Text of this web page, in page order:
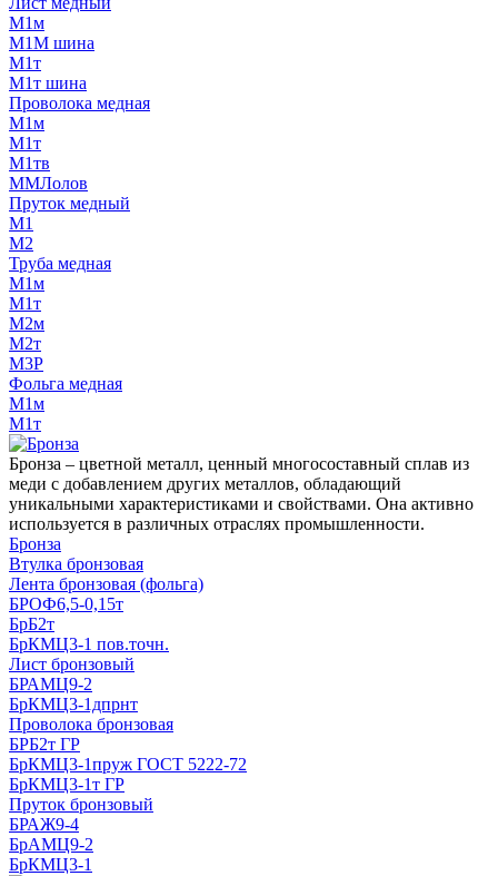
М1м
М1М шина
М1т
М1т шина
Проволока медная
М1м
М1т
М1тв
ММЛолов
Пруток медный
М1
М2
Труба медная
М1м
М1т
М2м
М2т
М3Р
Фольга медная
М1м
М1т
Бронза – цветной металл, ценный многосоставный сплав из
меди с добавлением других металлов, обладающий
уникальными характеристиками и свойствами. Она активно
используется в различных отраслях промышленности.
Бронза
Втулка бронзовая
Лента бронзовая (фольга)
БРОФ6,5-0,15т
БрБ2т
БрКМЦ3-1 пов.точн.
Лист бронзовый
БРАМЦ9-2
БрКМЦ3-1дпрнт
Проволока бронзовая
БРБ2т ГР
БрКМЦ3-1пруж ГОСТ 5222-72
БрКМЦ3-1т ГР
Пруток бронзовый
БРАЖ9-4
БрАМЦ9-2
БрКМЦ3-1